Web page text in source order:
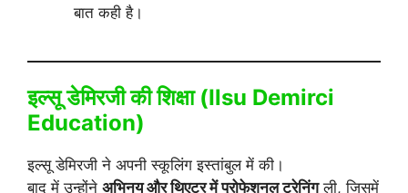
बात कही है।
इल्सू डेमिरजी की शिक्षा (Ilsu Demirci
Education)
इल्सू डेमिरजी ने अपनी स्कूलिंग इस्तांबुल में की।
बाद में उन्होंने अभिनय और थिएटर में प्रोफेशनल ट्रेनिंगली, जिसमें